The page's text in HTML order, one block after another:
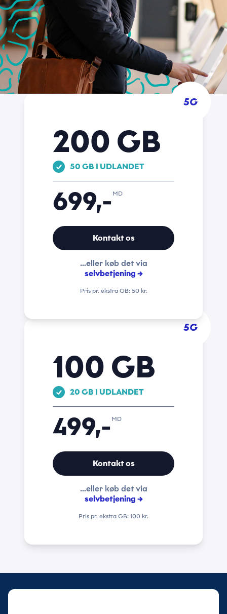
100 GB
20 GB I UDLANDET
499,- MD
Kontakt os
…eller køb det via
selvbetjening →
Pris pr. ekstra GB: 100 kr.
5G
200 GB
50 GB I UDLANDET
699,- MD
Kontakt os
…eller køb det via
selvbetjening →
Pris pr. ekstra GB: 50 kr.
5G